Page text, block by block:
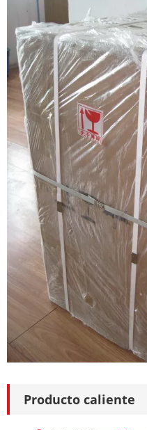
Transporte
Producto caliente